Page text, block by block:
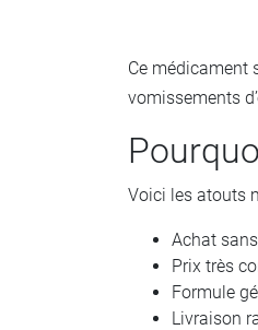
Ce médicament
vomissements
Voici les atouts
Achat
Prix très
Formule
Livraison